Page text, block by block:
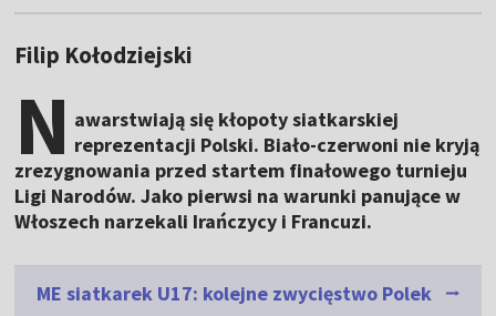
Filip Kołodziejski
N awarstwiają się kłopoty siatkarskiej
reprezentacji Polski. Biało-czerwoni nie kryją
zrezygnowania przed startem finałowego turnieju
Ligi Narodów. Jako pierwsi na warunki panujące w
Włoszech narzekali Irańczycy i Francuzi.
ME siatkarek U17: kolejne zwycięstwo Polek